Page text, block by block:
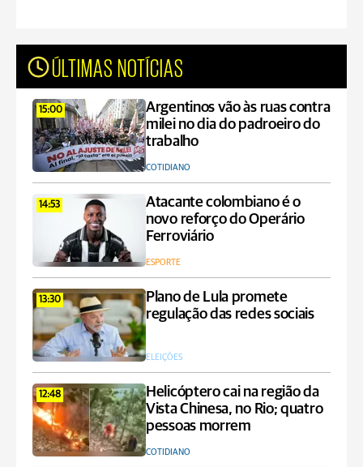
ÚLTIMAS NOTÍCIAS
15:00
Argentinos vão às ruas contra
milei no dia do padroeiro do
trabalho
COTIDIANO
14:53
Atacante colombiano é o
novo reforço do Operário
Ferroviário
ESPORTE
13:30
Plano de Lula promete
regulação das redes sociais
ELEIÇÕES
12:48
Helicóptero cai na região da
Vista Chinesa, no Rio; quatro
pessoas morrem
COTIDIANO